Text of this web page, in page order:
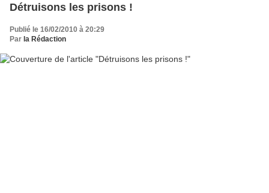
Détruisons les prisons !
Publié le 16/02/2010 à 20:29
Par la Rédaction